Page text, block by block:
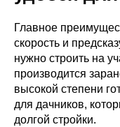
Главное
скорость и
нужно строить на
производится
высокой степени
для дачников,
долгой стройки.